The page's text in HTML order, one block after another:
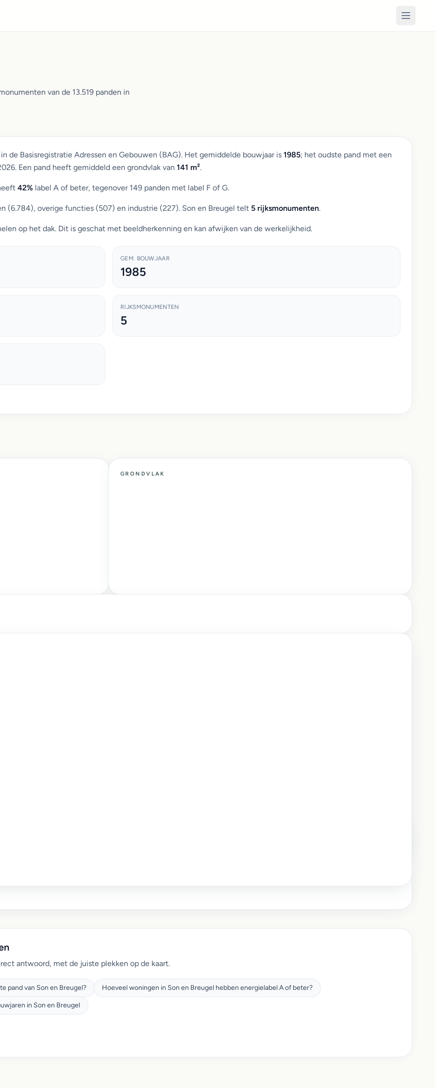
van de 13.519 panden in
de Basisregistratie Adressen en Gebouwen (BAG). Het gemiddelde bouwjaar is 1985; het oudste pand met een
Een pand heeft gemiddeld een grondvlak van 141 m².
42% label A of beter, tegenover 149 panden met label F of G.
(6.784), overige functies (507) en industrie (227). Son en Breugel telt 5 rijksmonumenten.
op het dak. Dit is geschat met beeldherkenning en kan afwijken van de werkelijkheid.
GEM. BOUWJAAR
1985
RIJKSMONUMENTEN
5
GRONDVLAK
antwoord, met de juiste plekken op de kaart.
pand van Son en Breugel? Hoeveel woningen in Son en Breugel hebben energielabel A of beter?
in Son en Breugel